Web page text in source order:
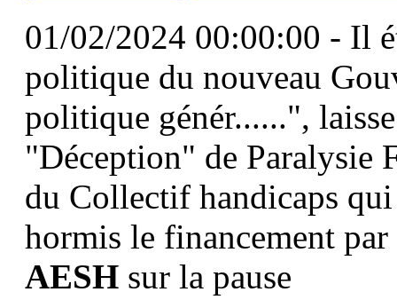
01/02/2024 00:00:00 - Il
politique du nouveau
politique génér......",
"Déception" de Paralysie
du Collectif handicaps
hormis le financement par
AESH sur la pause